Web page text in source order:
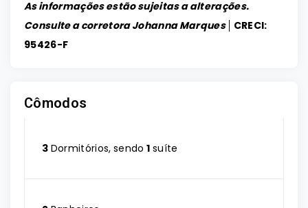
As informações estão sujeitas a alterações.
Consulte a corretora Johanna Marques │ CRECI:
95426-F
Cômodos
3 Dormitórios, sendo1 suíte